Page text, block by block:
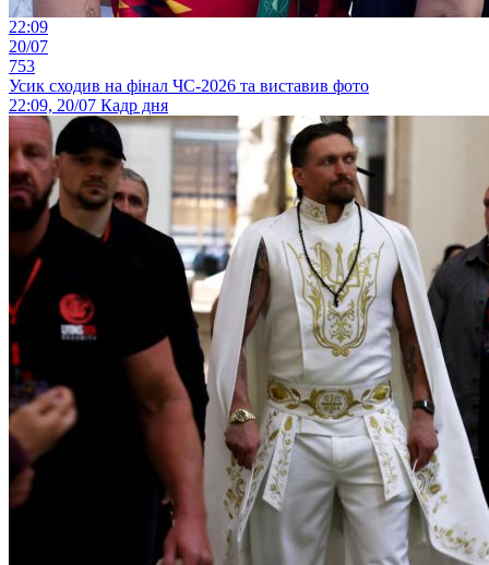
22:09
20/07
753
Усик сходив на фінал ЧС-2026 та виставив фото
22:09, 20/07 Кадр дня